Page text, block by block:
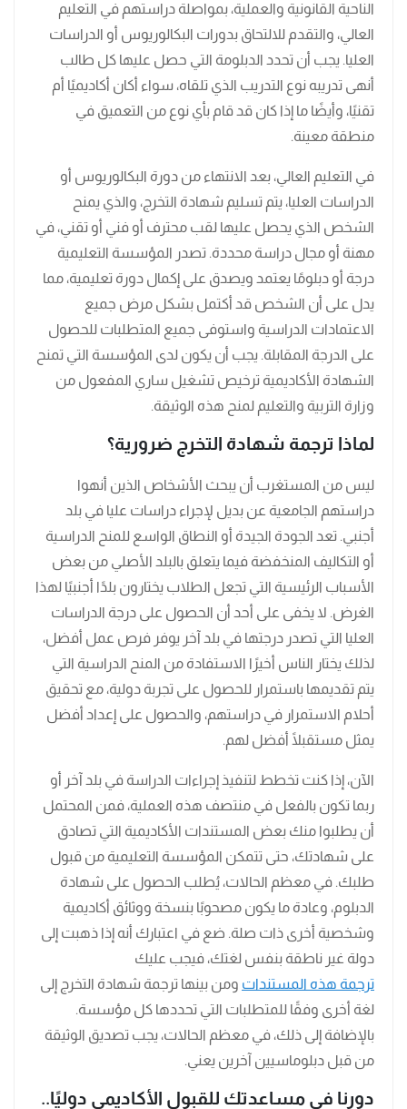
الناحية القانونية والعملية، بمواصلة دراستهم في التعليم
العالي، والتقدم للالتحاق بدورات البكالوريوس أو الدراسات
العليا. يجب أن تحدد الدبلومة التي حصل عليها كل طالب
أنهى تدريبه نوع التدريب الذي تلقاه، سواء أكان أكاديميًا أم
تقنيًا، وأيضًا ما إذا كان قد قام بأي نوع من التعميق في
منطقة معينة.
في التعليم العالي، بعد الانتهاء من دورة البكالوريوس أو
الدراسات العليا، يتم تسليم شهادة التخرج، والذي يمنح
الشخص الذي يحصل عليها لقب محترف أو فني أو تقني، في
مهنة أو مجال دراسة محددة. تصدر المؤسسة التعليمية
درجة أو دبلومًا يعتمد ويصدق على إكمال دورة تعليمية، مما
يدل على أن الشخص قد أكتمل بشكل مرض جميع
الاعتمادات الدراسية واستوفى جميع المتطلبات للحصول
على الدرجة المقابلة. يجب أن يكون لدى المؤسسة التي تمنح
الشهادة الأكاديمية ترخيص تشغيل ساري المفعول من
وزارة التربية والتعليم لمنح هذه الوثيقة.
لماذا ترجمة شهادة التخرج ضرورية؟
ليس من المستغرب أن يبحث الأشخاص الذين أنهوا
دراستهم الجامعية عن بديل لإجراء دراسات عليا في بلد
أجنبي. تعد الجودة الجيدة أو النطاق الواسع للمنح الدراسية
أو التكاليف المنخفضة فيما يتعلق بالبلد الأصلي من بعض
الأسباب الرئيسية التي تجعل الطلاب يختارون بلدًا أجنبيًا لهذا
الغرض. لا يخفى على أحد أن الحصول على درجة الدراسات
العليا التي تصدر درجتها في بلد آخر يوفر فرص عمل أفضل،
لذلك يختار الناس أخيرًا الاستفادة من المنح الدراسية التي
يتم تقديمها باستمرار للحصول على تجربة دولية، مع تحقيق
أحلام الاستمرار في دراستهم، والحصول على إعداد أفضل
يمثل مستقبلًا أفضل لهم.
الآن، إذا كنت تخطط لتنفيذ إجراءات الدراسة في بلد آخر أو
ربما تكون بالفعل في منتصف هذه العملية، فمن المحتمل
أن يطلبوا منك بعض المستندات الأكاديمية التي تصادق
على شهادتك، حتى تتمكن المؤسسة التعليمية من قبول
طلبك. في معظم الحالات، يُطلب الحصول على شهادة
الدبلوم، وعادة ما يكون مصحوبًا بنسخة ووثائق أكاديمية
وشخصية أخرى ذات صلة. ضع في اعتبارك أنه إذا ذهبت إلى
دولة غير ناطقة بنفس لغتك، فيجب عليك
ترجمة هذه المستندات ومن بينها ترجمة شهادة التخرج إلى
لغة أخرى وفقًا للمتطلبات التي تحددها كل مؤسسة.
بالإضافة إلى ذلك، في معظم الحالات، يجب تصديق الوثيقة
من قبل دبلوماسيين آخرين يعني.
دورنا في مساعدتك للقبول الأكاديمي دوليًا..